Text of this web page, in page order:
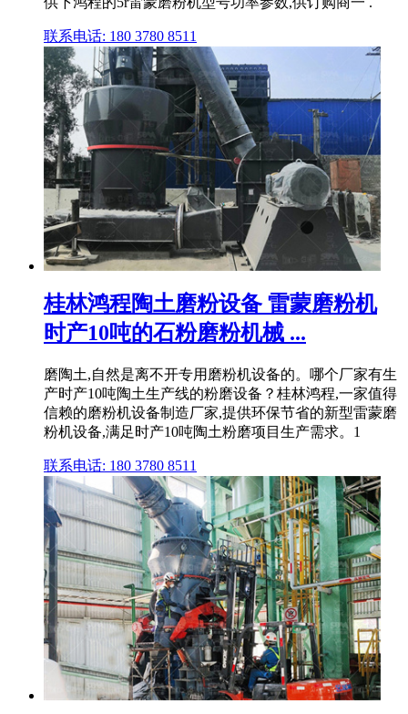
联系电话: 180 3780 8511
桂林鸿程陶土磨粉设备 雷蒙磨粉机
时产10吨的石粉磨粉机械 ...
磨陶土,自然是离不开专用磨粉机设备的。哪个厂家有生
产时产10吨陶土生产线的粉磨设备？桂林鸿程,一家值得
信赖的磨粉机设备制造厂家,提供环保节省的新型雷蒙磨
粉机设备,满足时产10吨陶土粉磨项目生产需求。1
联系电话: 180 3780 8511